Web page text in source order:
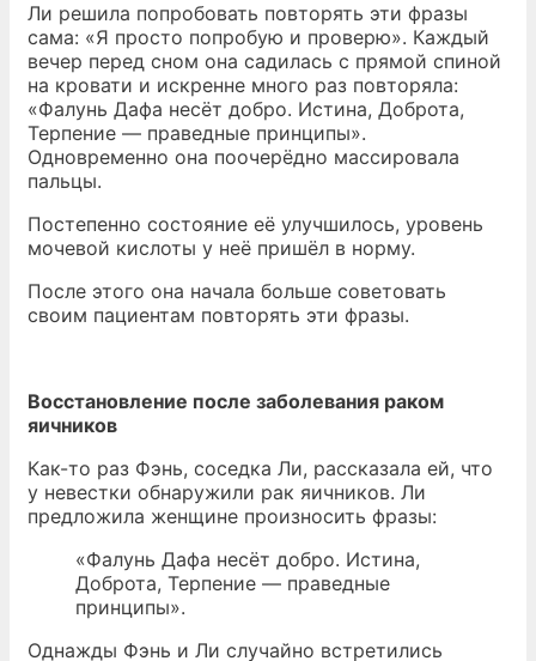
Ли решила попробовать повторять эти фразы
сама: «Я просто попробую и проверю». Каждый
вечер перед сном она садилась с прямой спиной
на кровати и искренне много раз повторяла:
«Фалунь Дафа несёт добро. Истина, Доброта,
Терпение — праведные принципы».
Одновременно она поочерёдно массировала
пальцы.
Постепенно состояние её улучшилось, уровень
мочевой кислоты у неё пришёл в норму.
После этого она начала больше советовать
своим пациентам повторять эти фразы.
Восстановление после заболевания раком
яичников
Как-то раз Фэнь, соседка Ли, рассказала ей, что
у невестки обнаружили рак яичников. Ли
предложила женщине произносить фразы:
«Фалунь Дафа несёт добро. Истина,
Доброта, Терпение — праведные
принципы».
Однажды Фэнь и Ли случайно встретились